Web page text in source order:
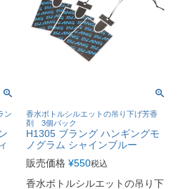
ン
香水ボトルシルエットの吊り下げ芳香
剤 3個パック
H1305 ブラング ハンギングモ
ノグラム シャインブルー
販売価格 ¥550税込
香水ボトルシルエットの吊り下